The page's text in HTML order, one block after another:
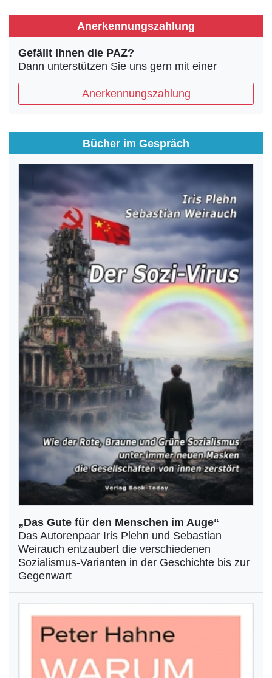
Anerkennungszahlung
Gefällt Ihnen die PAZ?
Dann unterstützen Sie uns gern mit einer
Anerkennungszahlung
Bücher im Gespräch
„Das Gute für den Menschen im Auge“
Das Autorenpaar Iris Plehn und Sebastian
Weirauch entzaubert die verschiedenen
Sozialismus-Varianten in der Geschichte bis zur
Gegenwart